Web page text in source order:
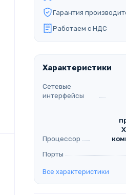
Гарантия
Работаем с НДС
Характеристики
Сетевые
интерфейсы
Процессор
Порты
Все характеристики